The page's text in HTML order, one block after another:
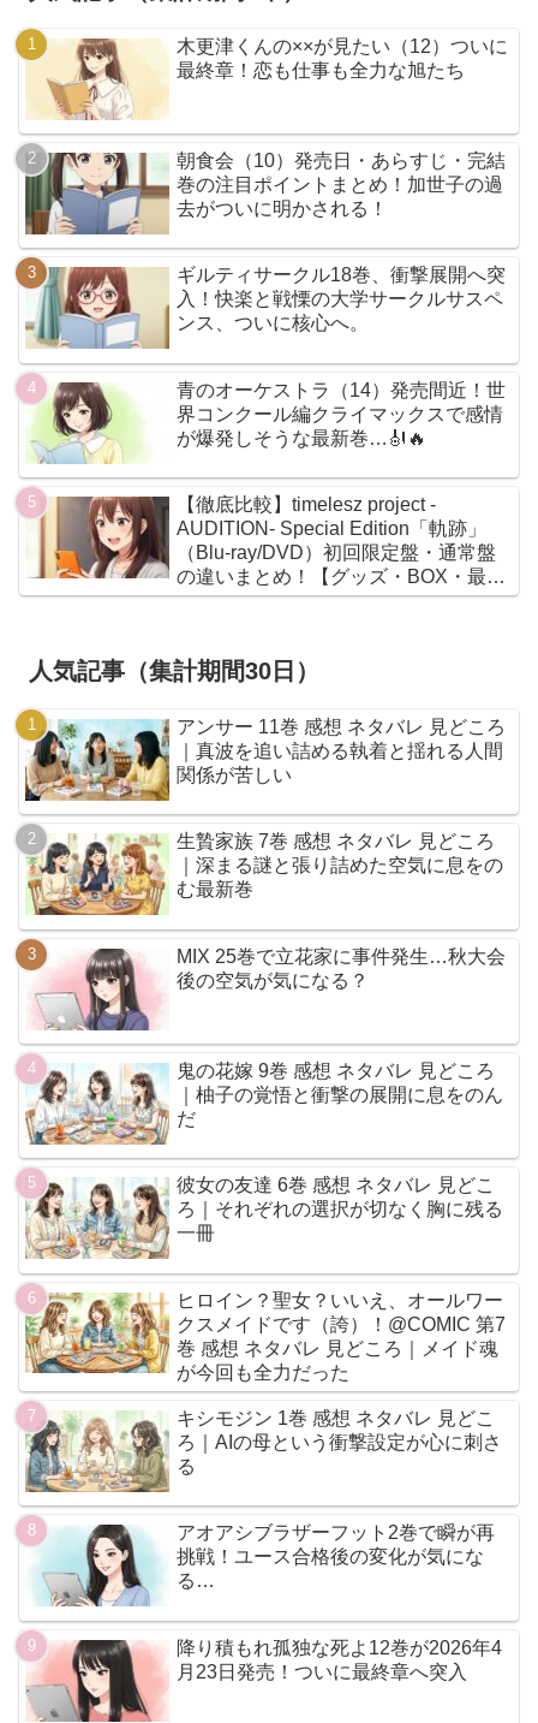
木更津くんの××が見たい（12）ついに
最終章！恋も仕事も全力な旭たち
朝食会（10）発売日・あらすじ・完結
巻の注目ポイントまとめ！加世子の過
去がついに明かされる！
ギルティサークル18巻、衝撃展開へ突
入！快楽と戦慄の大学サークルサスペ
ンス、ついに核心へ。
青のオーケストラ（14）発売間近！世
界コンクール編クライマックスで感情
が爆発しそうな最新巻…🎻🔥
【徹底比較】timelesz project -
AUDITION- Special Edition「軌跡」
（Blu-ray/DVD）初回限定盤・通常盤
の違いまとめ！【グッズ・BOX・最安
値】
人気記事（集計期間30日）
アンサー 11巻 感想 ネタバレ 見どころ
｜真波を追い詰める執着と揺れる人間
関係が苦しい
生贄家族 7巻 感想 ネタバレ 見どころ
｜深まる謎と張り詰めた空気に息をの
む最新巻
MIX 25巻で立花家に事件発生…秋大会
後の空気が気になる？
鬼の花嫁 9巻 感想 ネタバレ 見どころ
｜柚子の覚悟と衝撃の展開に息をのん
だ
彼女の友達 6巻 感想 ネタバレ 見どこ
ろ｜それぞれの選択が切なく胸に残る
一冊
ヒロイン？聖女？いいえ、オールワー
クスメイドです（誇）！@COMIC 第7
巻 感想 ネタバレ 見どころ｜メイド魂
が今回も全力だった
キシモジン 1巻 感想 ネタバレ 見どこ
ろ｜AIの母という衝撃設定が心に刺さ
る
アオアシブラザーフット2巻で瞬が再
挑戦！ユース合格後の変化が気にな
る…
降り積もれ孤独な死よ12巻が2026年4
月23日発売！ついに最終章へ突入